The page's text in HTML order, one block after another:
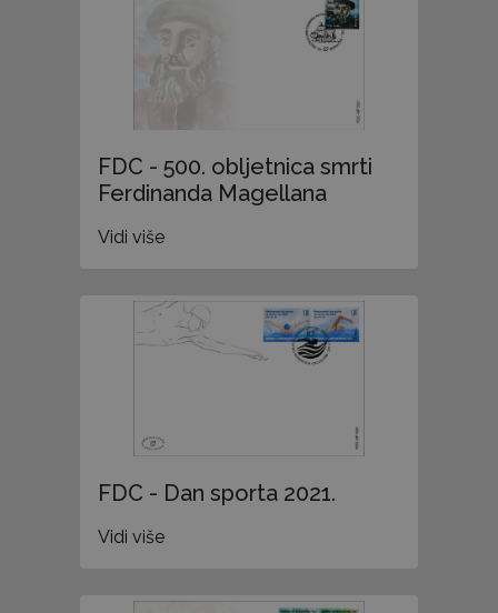
FDC - 500. obljetnica smrti
Ferdinanda Magellana
Vidi više
FDC - Dan sporta 2021.
Vidi više